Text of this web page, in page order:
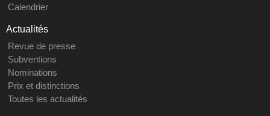
Calendrier
Actualités
Revue de presse
Subventions
Nominations
Prix et distinctions
Toutes les actualités